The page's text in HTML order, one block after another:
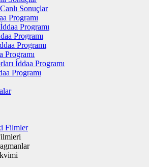
Sonuçlar
Programı
Programı
Programı
Programı
Programı
İddaa Programı
Programı
Filmler